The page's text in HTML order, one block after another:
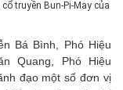
truyền Bun-Pi-May của
Bá Bình, Phó Hiệu
Quang, Phó Hiệu
đạo một số đơn vị